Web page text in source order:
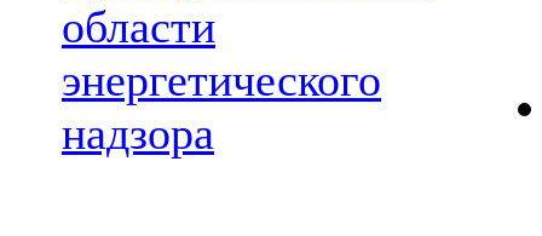
области
энергетического
надзора